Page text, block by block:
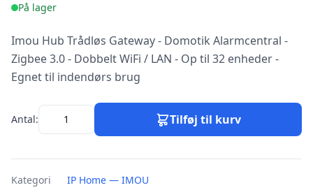
På lager
Imou Hub Trådløs Gateway - Domotik Alarmcentral -
Zigbee 3.0 - Dobbelt WiFi / LAN - Op til 32 enheder -
Egnet til indendørs brug
Antal: Tilføj til kurv
Kategori
IP Home — IMOU